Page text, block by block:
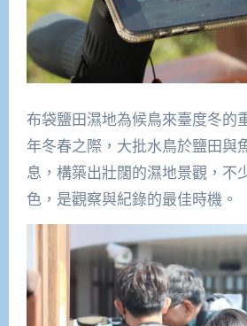
布袋鹽田濕地為候鳥來臺度冬的
年冬春之際，大批水鳥於鹽田與
息，構築出壯闊的濕地景觀，不
色，是觀察與紀錄的最佳時機。